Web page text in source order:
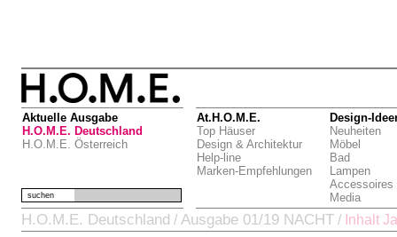
Aktuelle Ausgabe
H.O.M.E. Deutschland
H.O.M.E. Österreich
At.H.O.M.E.
Top Häuser
Design & Architektur
Help-line
Marken-Empfehlungen
Design-
Neuheiten
Möbel
Bad
Lampen
Accessoires
Media
suchen
H.O.M.E. Deutschland / Ausgabe 01/19 NACHT / Inhalt